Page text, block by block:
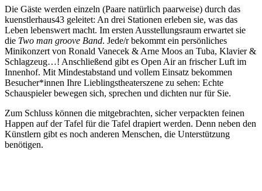
Die Gäste werden einzeln (Paare natürlich paarweise) durch das
kuenstlerhaus43 geleitet: An drei Stationen erleben sie, was das
Leben lebenswert macht. Im ersten Ausstellungsraum erwartet sie
die Two man groove Band. Jede/r bekommt ein persönliches
Minikonzert von Ronald Vanecek & Arne Moos an Tuba, Klavier &
Schlagzeug…! Anschließend gibt es Open Air an frischer Luft im
Innenhof. Mit Mindestabstand und vollem Einsatz bekommen
Besucher*innen Ihre Lieblingstheaterszene zu sehen: Echte
Schauspieler bewegen sich, sprechen und dichten nur für Sie.
Zum Schluss können die mitgebrachten, sicher verpackten feinen
Happen auf der Tafel für die Tafel drapiert werden. Denn neben den
Künstlern gibt es noch anderen Menschen, die Unterstützung
benötigen.